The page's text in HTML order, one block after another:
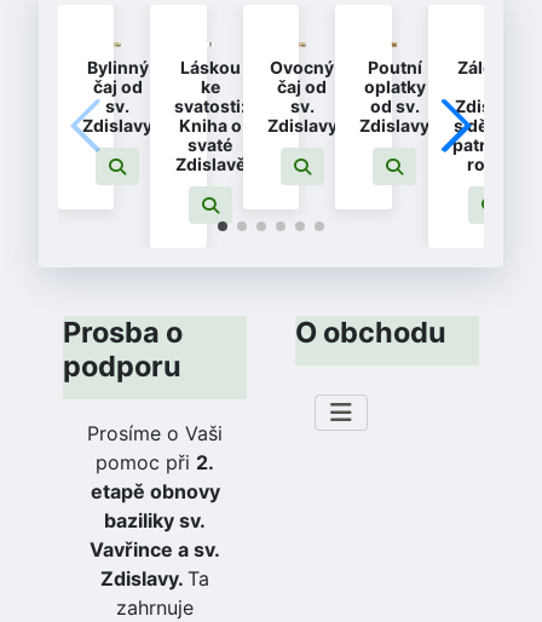
Bylinný
čaj od
sv.
Zdislavy
Láskou
ke
svatosti:
Kniha o
svaté
Zdislavě
Ovocný
čaj od
sv.
Zdislavy
Poutní
oplatky
od sv.
Zdislavy
Záložka
Zdislava
s dětmi -
patronka
rodin
Prosba o
podporu
Prosíme o Vaši
pomoc při 2.
etapě obnovy
baziliky sv.
Vavřince a sv.
Zdislavy. Ta
zahrnuje
O obchodu